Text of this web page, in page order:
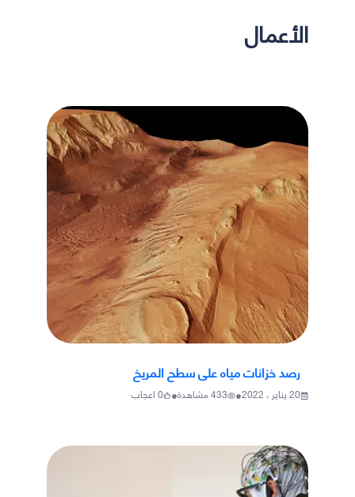
الأعمال
رصد خزانات مياه على سطح المريخ
20 يناير ، 2022 •
433مشاهدة•
0اعجاب